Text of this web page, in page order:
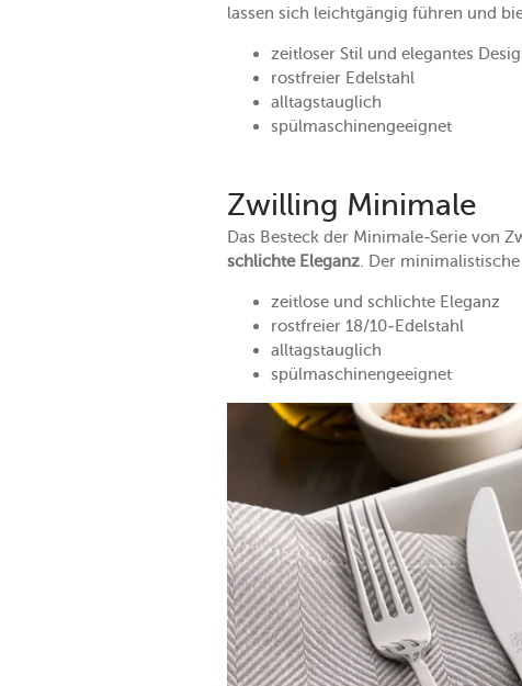
lassen sich leichtgängig führen und
zeitloser Stil und elegantes
rostfreier Edelstahl
alltagstauglich
spülmaschinengeeignet
Zwilling Minimale
Das Besteck der Minimale-Serie von
schlichte Eleganz. Der minimalistische
zeitlose und schlichte Eleganz
rostfreier 18/10-Edelstahl
alltagstauglich
spülmaschinengeeignet